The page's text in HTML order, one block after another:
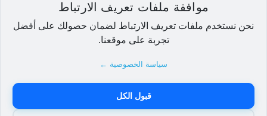
موافقة ملفات تعريف الارتباط
نحن نستخدم ملفات تعريف الارتباط لضمان حصولك على أفضل
تجربة على موقعنا.
سياسة الخصوصية ←
قبول الكل